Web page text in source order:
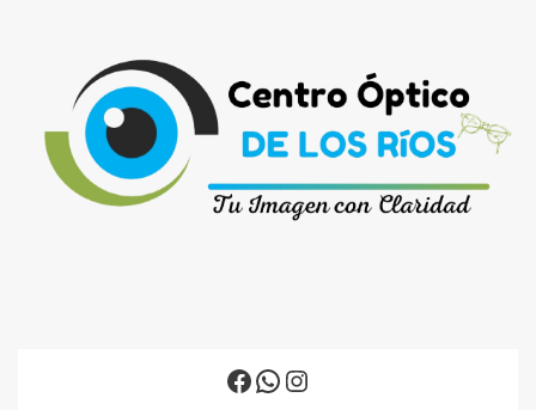
Facebook
WhatsApp
Instagram